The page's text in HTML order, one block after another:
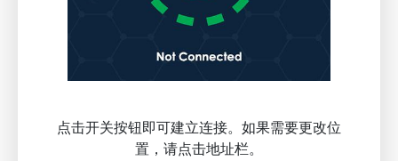
点击开关按钮即可建立连接。如果需要更改位
置，请点击地址栏。